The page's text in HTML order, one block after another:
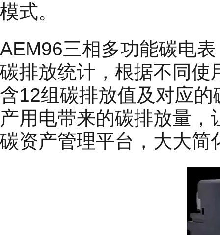
模式。
AEM96三相多功能碳电
碳排放统计，根据不同使
含12组碳排放值及对应
产用电带来的碳排放量
碳资产管理平台，大大简